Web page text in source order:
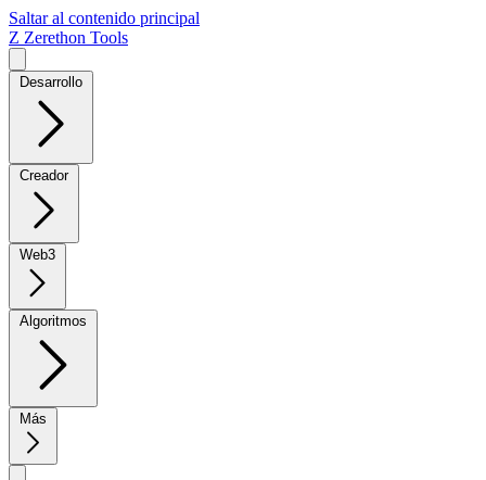
Saltar al contenido principal
Z Zerethon Tools
Desarrollo
Creador
Web3
Algoritmos
Más